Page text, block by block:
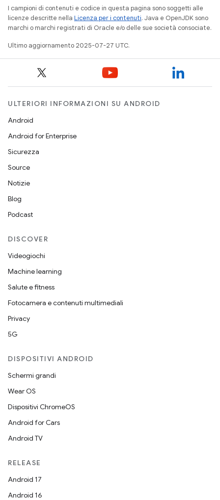
I campioni di contenuti e codice in questa pagina sono soggetti alle
licenze descritte nella Licenza per i contenuti. Java e OpenJDK sono
marchi o marchi registrati di Oracle e/o delle sue società consociate.
Ultimo aggiornamento 2025-07-27 UTC.
ULTERIORI INFORMAZIONI SU ANDROID
Android
Android for Enterprise
Sicurezza
Source
Notizie
Blog
Podcast
DISCOVER
Videogiochi
Machine learning
Salute e fitness
Fotocamera e contenuti multimediali
Privacy
5G
DISPOSITIVI ANDROID
Schermi grandi
Wear OS
Dispositivi ChromeOS
Android for Cars
Android TV
RELEASE
Android 17
Android 16